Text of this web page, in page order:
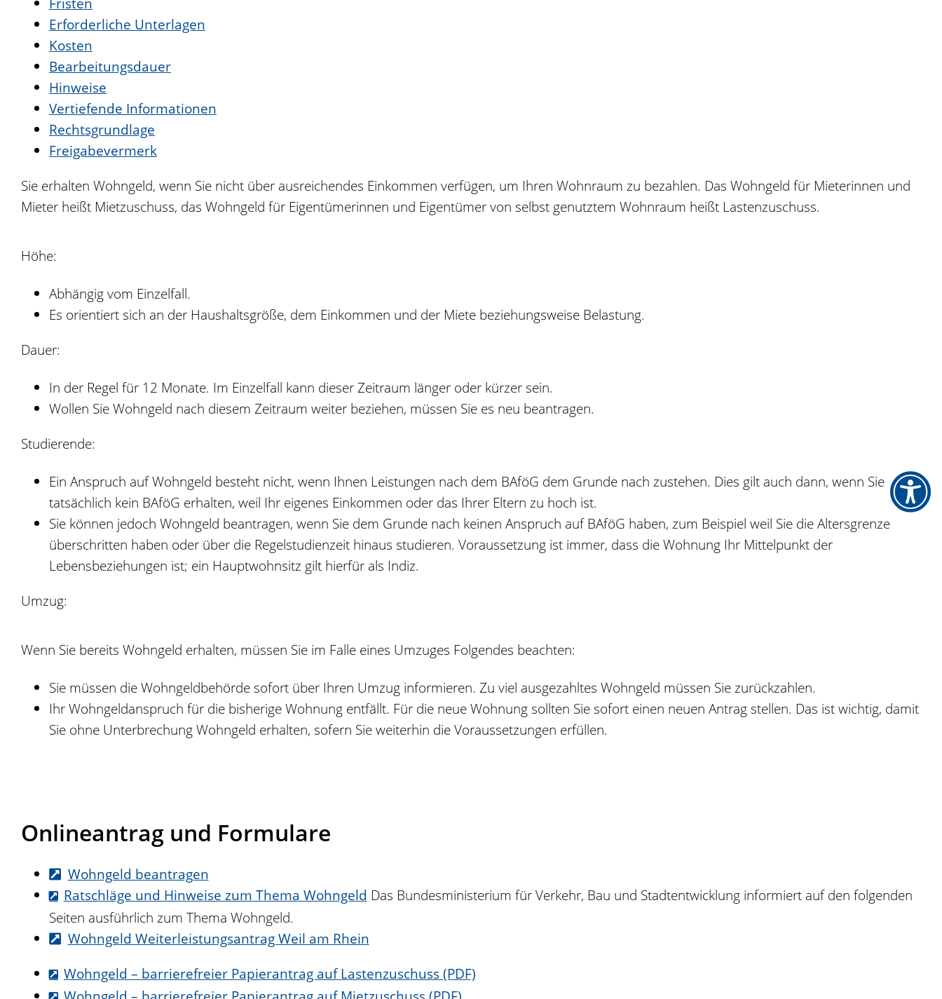
Erforderliche Unterlagen
Kosten
Bearbeitungsdauer
Hinweise
Vertiefende Informationen
Rechtsgrundlage
Freigabevermerk
Sie erhalten Wohngeld, wenn Sie nicht über ausreichendes Einkommen verfügen, um Ihren Wohnraum zu bezahlen. Das Wohngeld für Mieterinnen und
Mieter heißt Mietzuschuss, das Wohngeld für Eigentümerinnen und Eigentümer von selbst genutztem Wohnraum heißt Lastenzuschuss.
Höhe:
Abhängig vom Einzelfall.
Es orientiert sich an der Haushaltsgröße, dem Einkommen und der Miete beziehungsweise Belastung.
Dauer:
In der Regel für 12 Monate. Im Einzelfall kann dieser Zeitraum länger oder kürzer sein.
Wollen Sie Wohngeld nach diesem Zeitraum weiter beziehen, müssen Sie es neu beantragen.
Studierende:
Ein Anspruch auf Wohngeld besteht nicht, wenn Ihnen Leistungen nach dem BAföG dem Grunde nach zustehen. Dies gilt auch dann, wenn Sie
tatsächlich kein BAföG erhalten, weil Ihr eigenes Einkommen oder das Ihrer Eltern zu hoch ist.
Sie können jedoch Wohngeld beantragen, wenn Sie dem Grunde nach keinen Anspruch auf BAföG haben, zum Beispiel weil Sie die Altersgrenze
überschritten haben oder über die Regelstudienzeit hinaus studieren. Voraussetzung ist immer, dass die Wohnung Ihr Mittelpunkt der
Lebensbeziehungen ist; ein Hauptwohnsitz gilt hierfür als Indiz.
Umzug:
Wenn Sie bereits Wohngeld erhalten, müssen Sie im Falle eines Umzuges Folgendes beachten:
Sie müssen die Wohngeldbehörde sofort über Ihren Umzug informieren. Zu viel ausgezahltes Wohngeld müssen Sie zurückzahlen.
Ihr Wohngeldanspruch für die bisherige Wohnung entfällt. Für die neue Wohnung sollten Sie sofort einen neuen Antrag stellen. Das ist wichtig, damit
Sie ohne Unterbrechung Wohngeld erhalten, sofern Sie weiterhin die Voraussetzungen erfüllen.
Onlineantrag und Formulare
Wohngeld beantragen
Ratschläge und Hinweise zum Thema Wohngeld Das Bundesministerium für Verkehr, Bau und Stadtentwicklung informiert auf den folgenden
Seiten ausführlich zum Thema Wohngeld.
Wohngeld Weiterleistungsantrag Weil am Rhein
Wohngeld – barrierefreier Papierantrag auf Lastenzuschuss (PDF)